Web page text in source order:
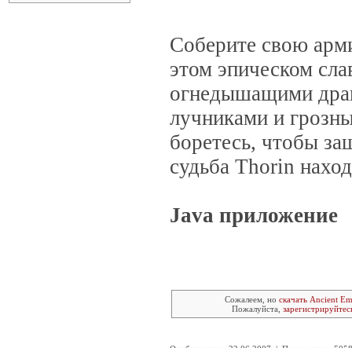
Соберите свою
этом эпическом
огнедышащими
лучниками и
боретесь, чтобы
судьба Thorin
Java приложение
Сожалеем, но скачать Ancient
Пожалуйста,